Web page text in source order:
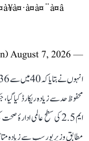
— Ajay Maken (@ajaymaken)
August 7, 2026
محفوظ حد سے زیادہ ریکارڈ کیا
مطابق وزیرپور سب سے زیادہ